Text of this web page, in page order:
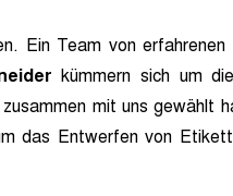
Ein Team von
kümmern sich um
mit uns gewählt
das Entwerfen von